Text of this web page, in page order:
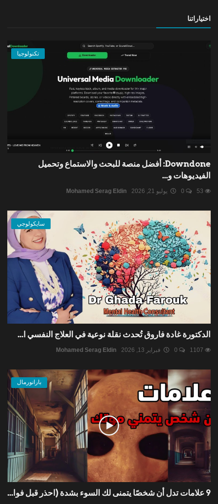
اختياراتنا
تكنولوجيا
Downdone: أفضل منصة للبحث والاستماع وتحميل
الفيديوهات و...
Mohamed Serag Eldin يوليو 21, 2026
سايكولوجي
الدكتورة غادة فاروق تُحدث نقلة نوعية في العلاج النفسي ا...
Mohamed Serag Eldin فبراير 13, 2026
بارانورمال
9 علامات تدل أن شخصًا يتمنى لك السوء بشدة (احذر قبل فوا...